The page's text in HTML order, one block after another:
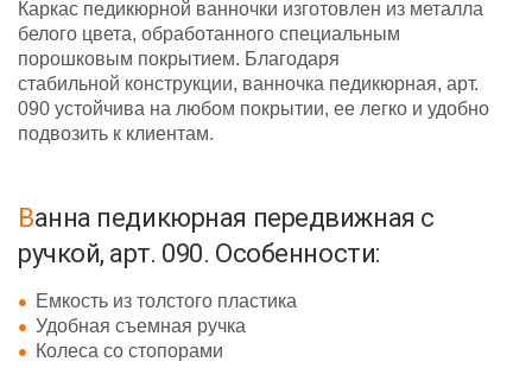
Каркас педикюрной ванночки изготовлен из металла
белого цвета, обработанного специальным
порошковым покрытием. Благодаря
стабильной конструкции, ванночка педикюрная, арт.
090 устойчива на любом покрытии, ее легко и удобно
подвозить к клиентам.
Ванна педикюрная передвижная с
ручкой, арт. 090. Особенности:
Емкость из толстого пластика
Удобная съемная ручка
Колеса со стопорами